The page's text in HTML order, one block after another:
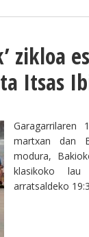
zikloa
Itsas
martxan dan
modura,
klasikoko lau
arratsaldeko